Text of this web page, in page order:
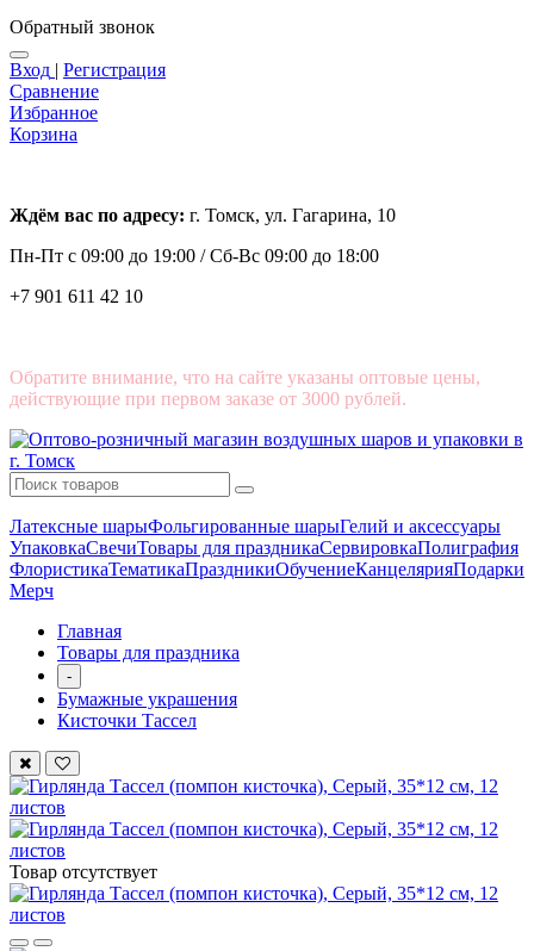
Обратный звонок
Вход | Регистрация
Сравнение
Избранное
Корзина
Ждём вас по адресу: г. Томск, ул. Гагарина, 10
Пн-Пт с 09:00 до 19:00 /Сб-Вс 09:00 до 18:00
+7 901 611 42 10
Обратите внимание, что на сайте указаны оптовые цены,
действующие при первом заказе от 3000 рублей.
Латексные шарыФольгированные шарыГелий и аксессуары
УпаковкаСвечиТовары для праздникаСервировкаПолиграфия
ФлористикаТематикаПраздникиОбучениеКанцелярияПодарки
Мерч
Главная
Товары для праздника
-
Бумажные украшения
Кисточки Тассел
Товар отсутствует